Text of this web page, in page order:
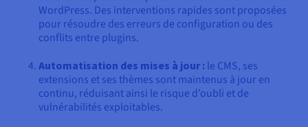
WordPress. Des interventions rapides sont proposées
pour résoudre des erreurs de configuration ou des
conflits entre plugins.
Automatisation des mises à jour : le CMS, ses
extensions et ses thèmes sont maintenus à jour en
continu, réduisant ainsi le risque d’oubli et de
vulnérabilités exploitables.